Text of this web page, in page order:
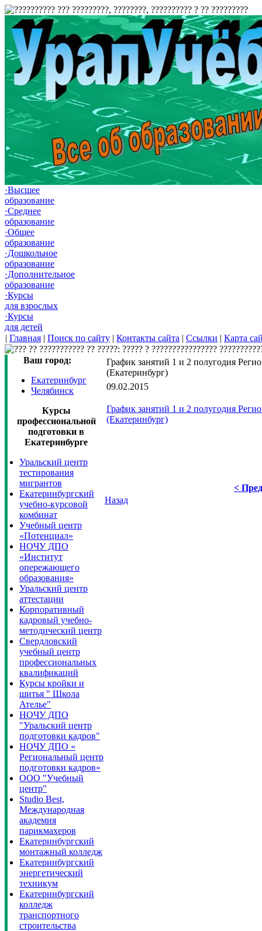
·Высшее
образование
·Среднее
образование
·Общее
образование
·Дошкольное
образование
·Дополнительное
образование
·Курсы
для взрослых
·Курсы
для детей
| Главная | Поиск по сайту | Контакты сайта | Ссылки | Карта
Ваш город:
Екатеринбург
Челябинск
Курсы
профессиональной
подготовки в
Екатеринбурге
Уральский центр
тестирования
мигрантов
Екатеринбургский
учебно-курсовой
комбинат
Учебный центр
«Потенциал»
НОЧУ ДПО
«Институт
опережающего
образования»
Уральский центр
аттестации
Корпоративный
кадровый учебно-
методический центр
Свердловский
учебный центр
профессиональных
квалификаций
Курсы кройки и
шитья " Школа
Ателье"
НОЧУ ДПО
"Уральский центр
подготовки кадров"
НОЧУ ДПО «
Региональный центр
подготовки кадров»
ООО "Учебный
центр"
Studio Best,
Международная
академия
парикмахеров
Екатеринбургский
монтажный колледж
Екатеринбургский
энергетический
техникум
Екатеринбургский
колледж
транспортного
строительства
График занятий 1 и 2 полугодия
(Екатеринбург)
09.02.2015
График занятий 1 и 2 полугодия
(Екатеринбург)
<
Назад